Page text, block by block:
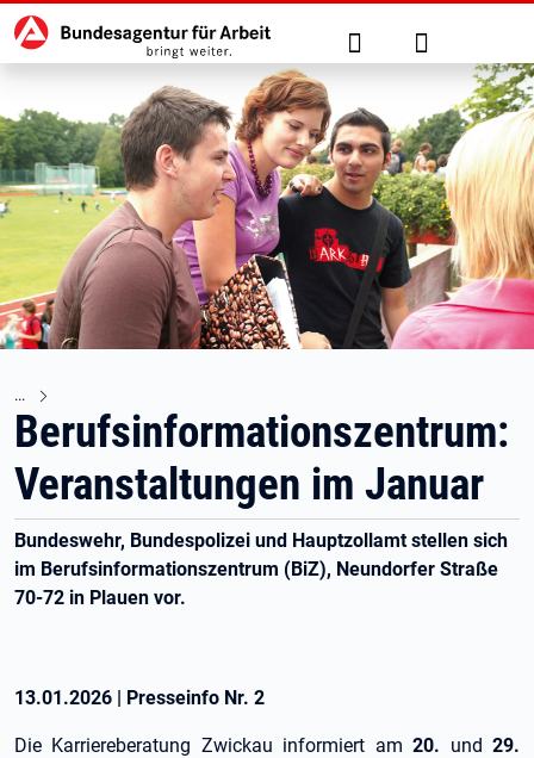
zu den Hauptinhalten springen
Hauptnavigation Suche Anmelden
Berufsinformationszentrum:
Veranstaltungen im Januar
Bundeswehr, Bundespolizei und Hauptzollamt stellen sich
im Berufsinformationszentrum (BiZ), Neundorfer Straße
70-72 in Plauen vor.
13.01.2026 | Presseinfo Nr. 2
Die Karriereberatung Zwickau informiert am20. und29.